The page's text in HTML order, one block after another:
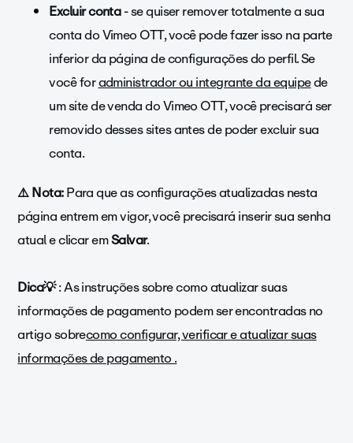
Excluir conta- se quiser remover totalmente a sua
conta do Vimeo OTT, você pode fazer isso na parte
inferior da página de configurações do perfil. Se
você foradministrador ou integrante da equipede
um site de venda do Vimeo OTT, você precisará ser
removido desses sites antes de poder excluir sua
conta.
⚠️Nota:Para que as configurações atualizadas nesta
página entrem em vigor, você precisará inserir sua senha
atual e clicar emSalvar.
Dica💡: As instruções sobre como atualizar suas
informações de pagamento podem ser encontradas no
artigo sobrecomo configurar, verificar e atualizar suas
informações de pagamento .